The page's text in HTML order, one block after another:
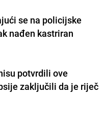
se na policijske
nađen kastriran
potvrdili ove
zaključili da je riječ